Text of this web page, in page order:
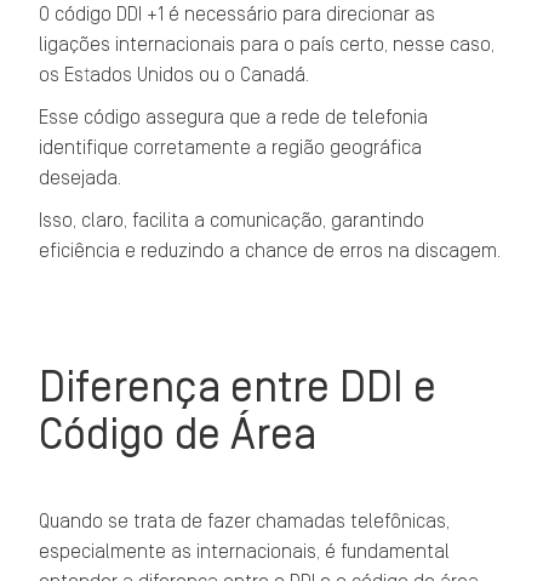
O código DDI +1 é necessário para direcionar as
ligações internacionais para o país certo, nesse caso,
os Estados Unidos ou o Canadá.
Esse código assegura que a rede de telefonia
identifique corretamente a região geográfica
desejada.
Isso, claro, facilita a comunicação, garantindo
eficiência e reduzindo a chance de erros na discagem.
Diferença entre DDI e
Código de Área
Quando se trata de fazer chamadas telefônicas,
especialmente as internacionais, é fundamental